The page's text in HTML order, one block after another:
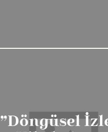
”Döngüsel